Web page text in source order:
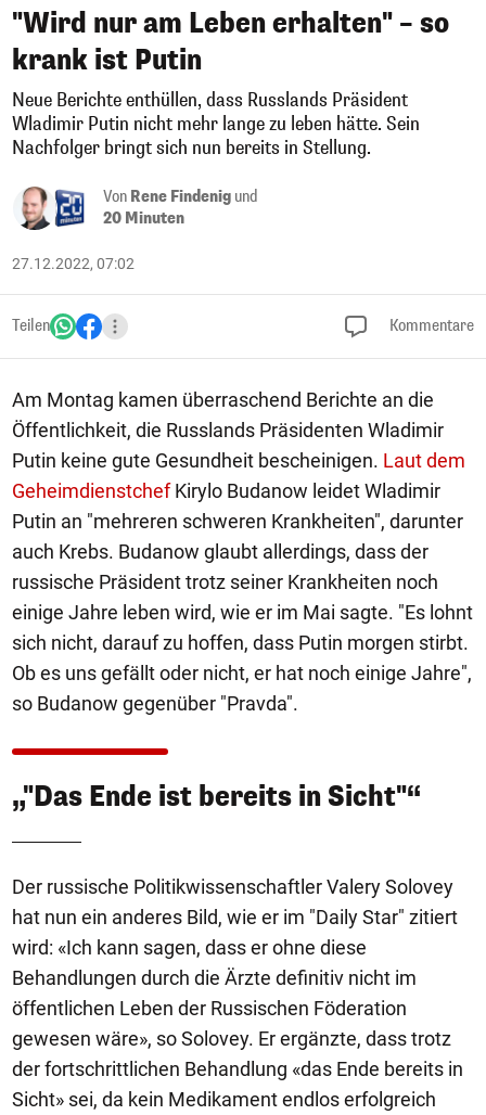
"Wird nur am Leben erhalten" – so
krank ist Putin
Neue Berichte enthüllen, dass Russlands Präsident
Wladimir Putin nicht mehr lange zu leben hätte. Sein
Nachfolger bringt sich nun bereits in Stellung.
Von Rene Findenig und
20 Minuten
27.12.2022, 07:02
Teilen Kommentare
Am Montag kamen überraschend Berichte an die
Öffentlichkeit, die Russlands Präsidenten Wladimir
Putin keine gute Gesundheit bescheinigen. Laut dem
GeheimdienstchefKirylo Budanow leidet Wladimir
Putin an "mehreren schweren Krankheiten", darunter
auch Krebs. Budanow glaubt allerdings, dass der
russische Präsident trotz seiner Krankheiten noch
einige Jahre leben wird, wie er im Mai sagte. "Es lohnt
sich nicht, darauf zu hoffen, dass Putin morgen stirbt.
Ob es uns gefällt oder nicht, er hat noch einige Jahre",
so Budanow gegenüber "Pravda".
„"Das Ende ist bereits in Sicht"“
Der russische Politikwissenschaftler Valery Solovey
hat nun ein anderes Bild, wie er im "Daily Star" zitiert
wird: «Ich kann sagen, dass er ohne diese
Behandlungen durch die Ärzte definitiv nicht im
öffentlichen Leben der Russischen Föderation
gewesen wäre», so Solovey. Er ergänzte, dass trotz
der fortschrittlichen Behandlung «das Ende bereits in
Sicht» sei, da kein Medikament endlos erfolgreich